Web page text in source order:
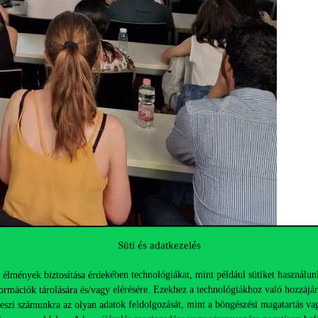
Süti és adatkezelés
biztosítása érdekében technológiákat, mint például sütiket
tárolására és/vagy elérésére. Ezekhez a technológiákhoz való
számunkra az olyan adatok feldolgozását, mint a böngészési magatartás